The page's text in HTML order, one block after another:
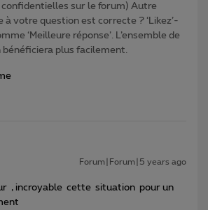
sur le forum) Autre
à votre question est correcte ? ‘Likez’-
‘Meilleure réponse’. L’ensemble de
bénéficiera plus facilement.
Forum|Forum|5 years ago
, incroyable cette situation pour un